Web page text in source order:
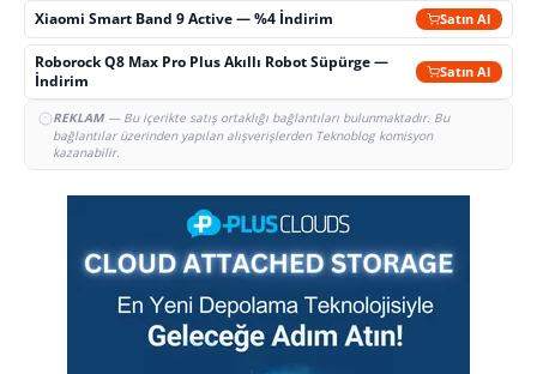
Xiaomi Smart Band 9 Active — %4 İndirim Satın Al
Roborock Q8 Max Pro Plus Akıllı Robot Süpürge —
İndirim
Satın Al
REKLAM— Bu içerikte satış ortaklığı bağlantıları bulunmaktadır. Bu
bağlantılar üzerinden yapılan alışverişlerden Teknoblog komisyon
kazanabilir.